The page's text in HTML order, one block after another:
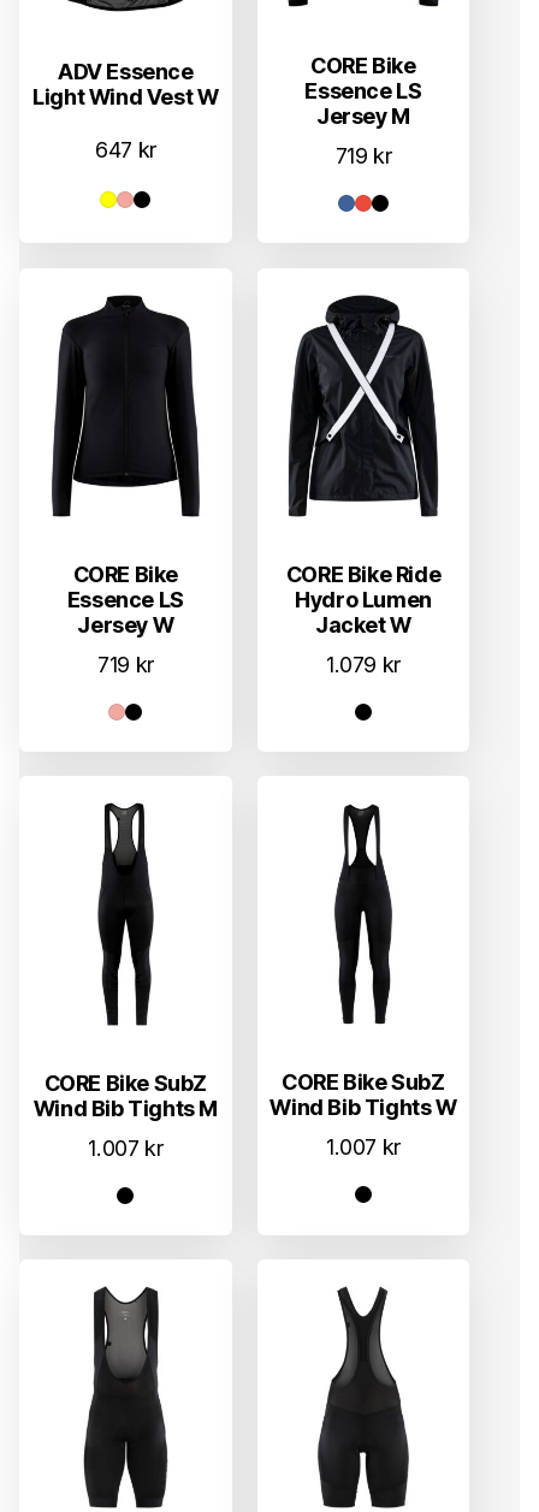
ADV Essence
Light Wind Vest W
647 kr
CORE Bike
Essence LS
Jersey M
719 kr
CORE Bike
Essence LS
Jersey W
719 kr
CORE Bike Ride
Hydro Lumen
Jacket W
1.079 kr
CORE Bike SubZ
Wind Bib Tights M
1.007 kr
CORE Bike SubZ
Wind Bib Tights W
1.007 kr